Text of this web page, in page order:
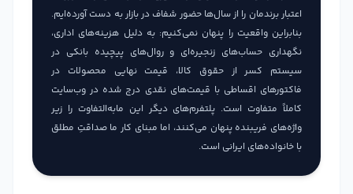
اعتبار برندمان را از سال‌ها حضور شفاف در بازار به دست آورده‌ایم.
بنابراین واقعیت را پنهان نمی‌کنیم: به دلیل هزینه‌های اداری،
نگهداری حساب‌های زنجیره‌ای و روال‌های پیچیده بانکی در
سیستم کسر از حقوق کالا، قیمت نهایی محصولات در
فاکتورهای اقساطی با قیمت‌های نقدی درج شده در وب‌سایت
کاملاً متفاوت است. پلتفرم‌های دیگر این مابه‌التفاوت را زیر
واژه‌های فریبنده پنهان می‌کنند، اما مبنای کار ما صداقتِ مطلق
با خانواده‌های ایرانی است.